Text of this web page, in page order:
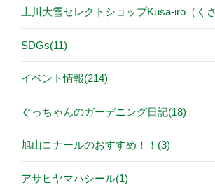
上川大雪セレクトショップKusa-iro（く
SDGs(11)
イベント情報(214)
ぐっちゃんのガーデニング日記(18)
旭山コナールのおすすめ！！(3)
アサヒヤマハシール(1)